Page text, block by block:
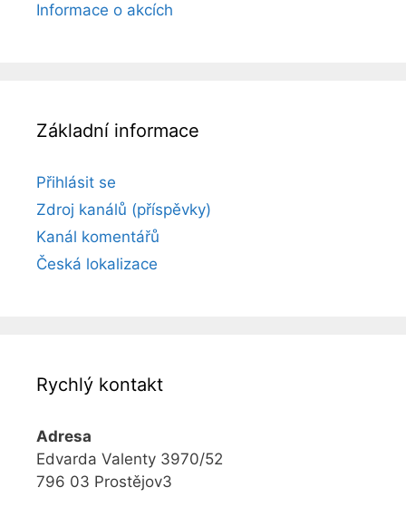
Informace o akcích
Základní informace
Přihlásit se
Zdroj kanálů (příspěvky)
Kanál komentářů
Česká lokalizace
Rychlý kontakt
Adresa
Edvarda Valenty 3970/52
796 03 Prostějov3